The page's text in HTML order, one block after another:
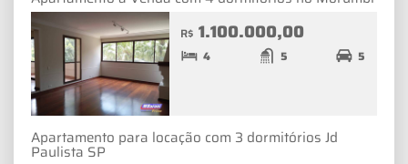
R$ 1.100.000,00
4 5 5
Apartamento para locação com 3 dormitórios Jd
Paulista SP